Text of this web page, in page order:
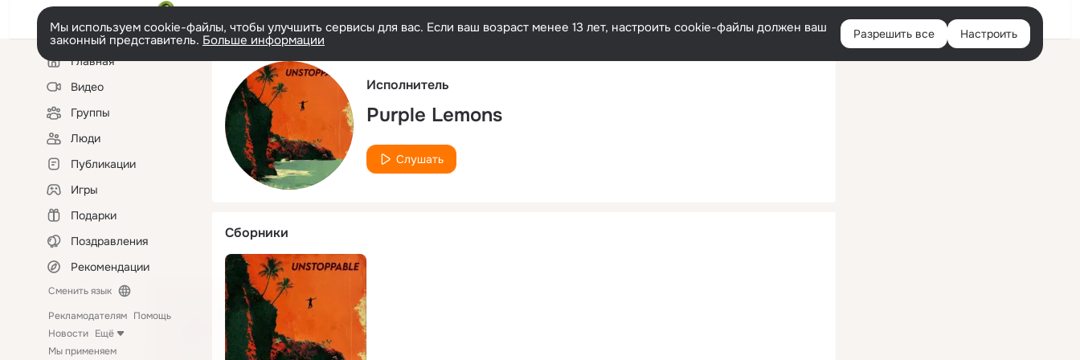
Русский Войти
Мы используем cookie-файлы, чтобы улучшить сервисы для вас. Если ваш возраст менее 13 лет, настроить cookie-файлы должен ваш
законный представитель. Больше информации Разрешить все Настроить
Левая
колонкаГлавная
Видео
Группы
Люди
Публикации
Игры
Подарки
Поздравления
Рекомендации
Сменить язык
Рекламодателям Помощь
Новости Ещё
Мы применяем
Исполнитель
Purple Lemons
Слушать
Сборники